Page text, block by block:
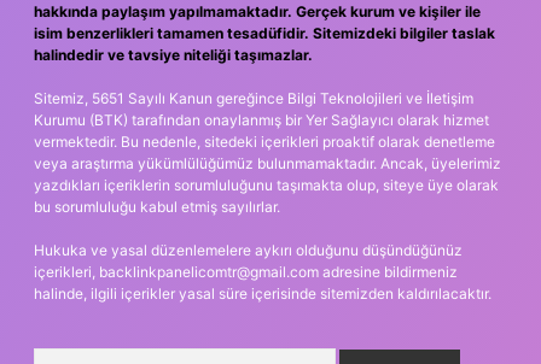
hakkında paylaşım yapılmamaktadır. Gerçek kurum ve kişiler ile
isim benzerlikleri tamamen tesadüfidir. Sitemizdeki bilgiler taslak
halindedir ve tavsiye niteliği taşımazlar.
Sitemiz, 5651 Sayılı Kanun gereğince Bilgi Teknolojileri ve İletişim
Kurumu (BTK) tarafından onaylanmış bir Yer Sağlayıcı olarak hizmet
vermektedir. Bu nedenle, sitedeki içerikleri proaktif olarak denetleme
veya araştırma yükümlülüğümüz bulunmamaktadır. Ancak, üyelerimiz
yazdıkları içeriklerin sorumluluğunu taşımakta olup, siteye üye olarak
bu sorumluluğu kabul etmiş sayılırlar.
Hukuka ve yasal düzenlemelere aykırı olduğunu düşündüğünüz
içerikleri, backlinkpanelicomtr@gmail.com adresine bildirmeniz
halinde, ilgili içerikler yasal süre içerisinde sitemizden kaldırılacaktır.